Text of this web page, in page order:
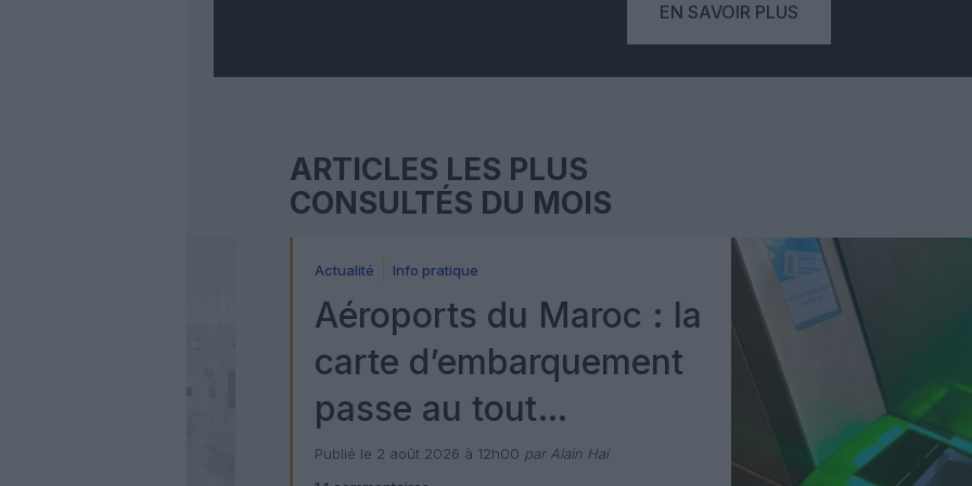
EN SAVOIR PLUS
ARTICLES LES PLUS
CONSULTÉS DU MOIS
Actualité Info pratique
Aéroports du Maroc : la
carte d’embarquement
passe au tout
numérique avec Pax
Publié le 2 août 2026 à 12h00 par Alain Hai